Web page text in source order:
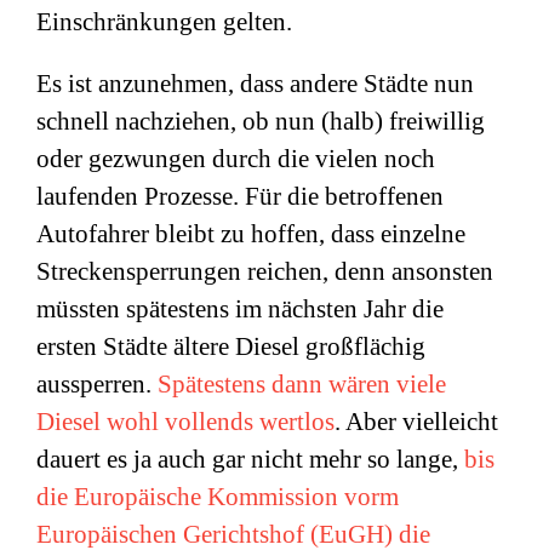
Einschränkungen gelten.
Es ist anzunehmen, dass andere Städte nun
schnell nachziehen, ob nun (halb) freiwillig
oder gezwungen durch die vielen noch
laufenden Prozesse. Für die betroffenen
Autofahrer bleibt zu hoffen, dass einzelne
Streckensperrungen reichen, denn ansonsten
müssten spätestens im nächsten Jahr die
ersten Städte ältere Diesel großflächig
aussperren. Spätestens dann wären viele
Diesel wohl vollends wertlos. Aber vielleicht
dauert es ja auch gar nicht mehr so lange, bis
die Europäische Kommission vorm
Europäischen Gerichtshof (EuGH) die